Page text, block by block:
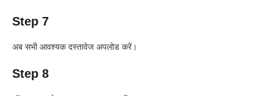
Step 7
अब सभी आवश्यक दस्तावेज अपलोड करें।
Step 8